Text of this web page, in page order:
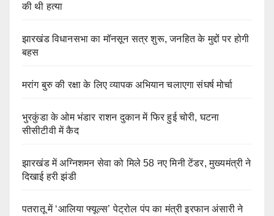
की थी हत्या
झारखंड विधानसभा का मॉनसून सत्र शुरू, जनहित के मुद्दों पर होगी
बहस
मरांग बुरु की रक्षा के लिए व्यापक अभियान चलाएगा संघर्ष मोर्चा
भुरकुंडा के ओम भंडार राशन दुकान में फिर हुई चोरी, घटना
सीसीटीवी में कैद
झारखंड में अग्निशमन सेवा को मिले 58 नए मिनी टेंडर, मुख्यमंत्री ने
दिखाई हरी झंडी
पतरातू में ‘आलिया फ्यूल्स’ पेट्रोल पंप का मंत्री इरफान अंसारी ने